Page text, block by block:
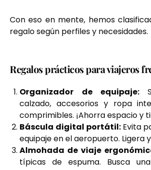
Con eso en mente, hemos
regalo según perfiles y necesidades.
Regalos prácticos para viajeros
Organizador de equipaje:
calzado, accesorios y ropa
comprimibles. ¡Ahorra espacio y
Báscula digital portátil: Evita
equipaje en el aeropuerto. Ligera
Almohada de viaje
típicas de espuma. Busca